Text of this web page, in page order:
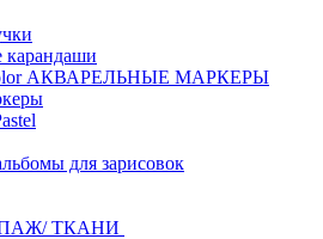
карандаши
АКВАРЕЛЬНЫЕ МАРКЕРЫ
для зарисовок
ТКАНИ